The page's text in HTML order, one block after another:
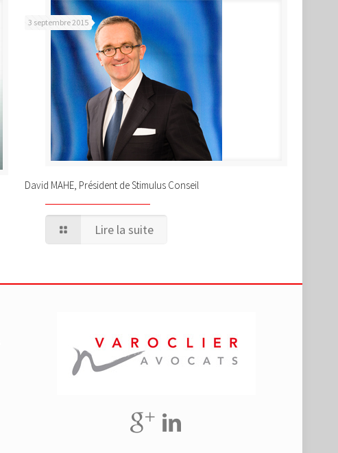
3 septembre 2015
David MAHE, Président de Stimulus Conseil
Lire la suite